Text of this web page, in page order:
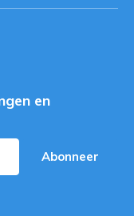
en
Abonneer